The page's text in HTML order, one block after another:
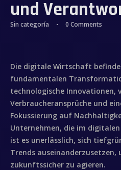
und
Sin categoría 0 Comments
Die digitale Wirtschaft
fundamentalen
technologische Innovationen,
Verbraucheransprüche und
Fokussierung auf
Unternehmen, die im
ist es unerlässlich, sich
Trends
zukunftssicher zu agieren.